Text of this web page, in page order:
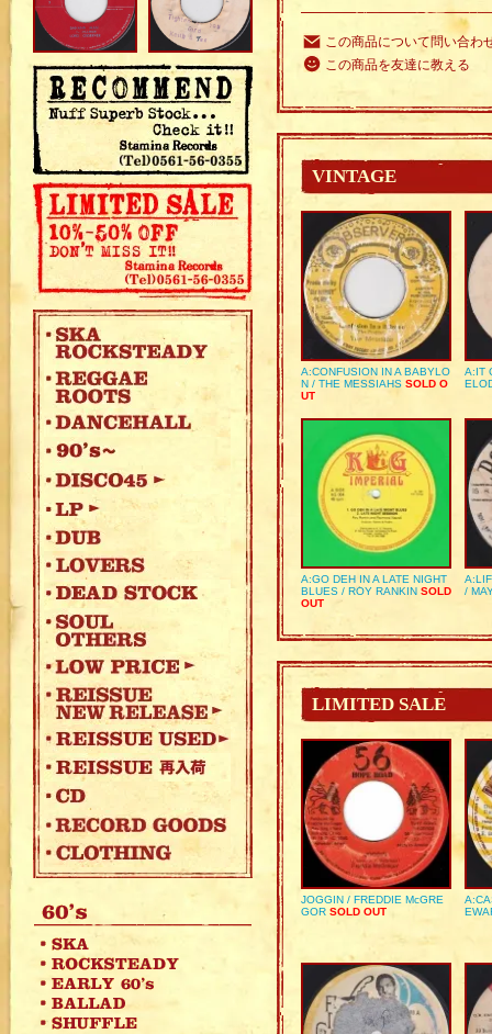
この商品について問い合わ
この商品を友達に教える
VINTAGE
A:CONFUSION IN A BABYLO
N / THE MESSIAHS SOLD O
UT
A:IT
A:GO DEH IN A LATE NIGHT
BLUES / ROY RANKIN SOLD
OUT
/
LIMITED SALE
JOGGIN / FREDDIE McGRE
GOR SOLD OUT